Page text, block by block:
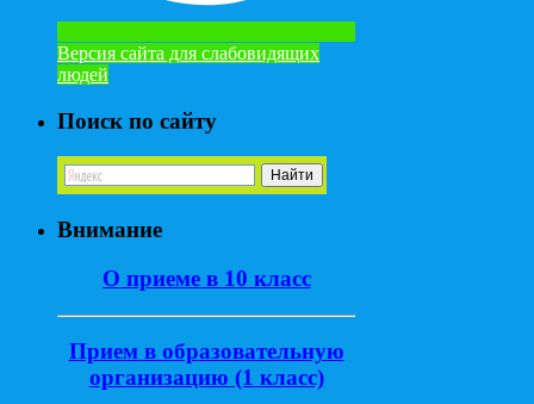
Версия сайта для слабовидящих
людей
Поиск по сайту
Внимание
О приеме в 10 класс
Прием в образовательную
организацию (1 класс)